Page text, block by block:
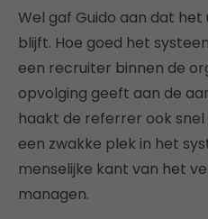
Wel gaf Guido aan dat
blijft. Hoe goed het
een recruiter binnen de
opvolging geeft aan de
haakt de referrer ook snel
een zwakke plek in het
menselijke kant van het
managen.